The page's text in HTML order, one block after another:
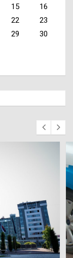
15
16
22
23
29
30